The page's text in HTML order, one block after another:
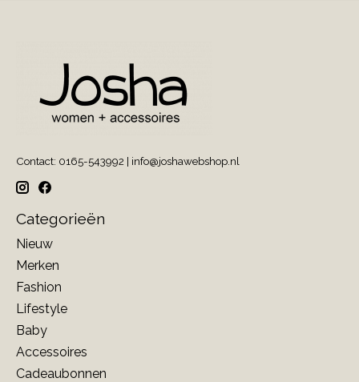
Contact: 0165-543992 | info@joshawebshop.nl
Categorieën
Nieuw
Merken
Fashion
Lifestyle
Baby
Accessoires
Cadeaubonnen